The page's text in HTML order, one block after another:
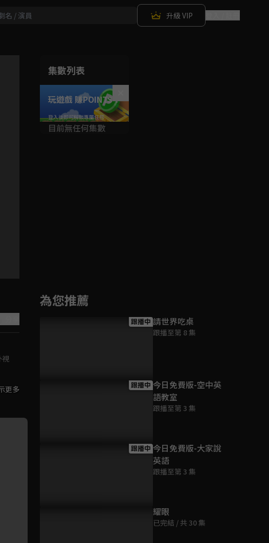
升級 VIP
集數列表
玩遊戲 賺POINTS！
目前無任何集數
專家
多
更多
為您推薦
跟播中 請世界吃桌
跟播至第 8 集
跟播中 今日免費版-空中英
語教室
跟播至第 3 集
跟播中 今日免費版-大家說
英語
跟播至第 3 集
耀眼
已完結 / 共 30 集